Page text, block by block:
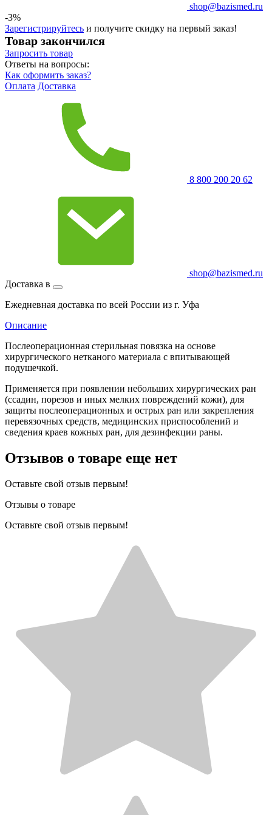
shop@bazismed.ru
-3%
Зарегистрируйтесь и получите скидку на первый заказ!
Товар закончился
Запросить товар
Ответы на вопросы:
Как оформить заказ?
Оплата Доставка
8 800 200 20 62
shop@bazismed.ru
Доставка в
Ежедневная доставка по всей России из г. Уфа
Описание
Послеоперационная стерильная повязка на основе
хирургического нетканого материала с впитывающей
подушечкой.
Применяется при появлении небольших хирургических ран
(ссадин, порезов и иных мелких повреждений кожи), для
защиты послеоперационных и острых ран или закрепления
перевязочных средств, медицинских приспособлений и
сведения краев кожных ран, для дезинфекции раны.
Отзывов о товаре еще нет
Оставьте свой отзыв первым!
Отзывы о товаре
Оставьте свой отзыв первым!